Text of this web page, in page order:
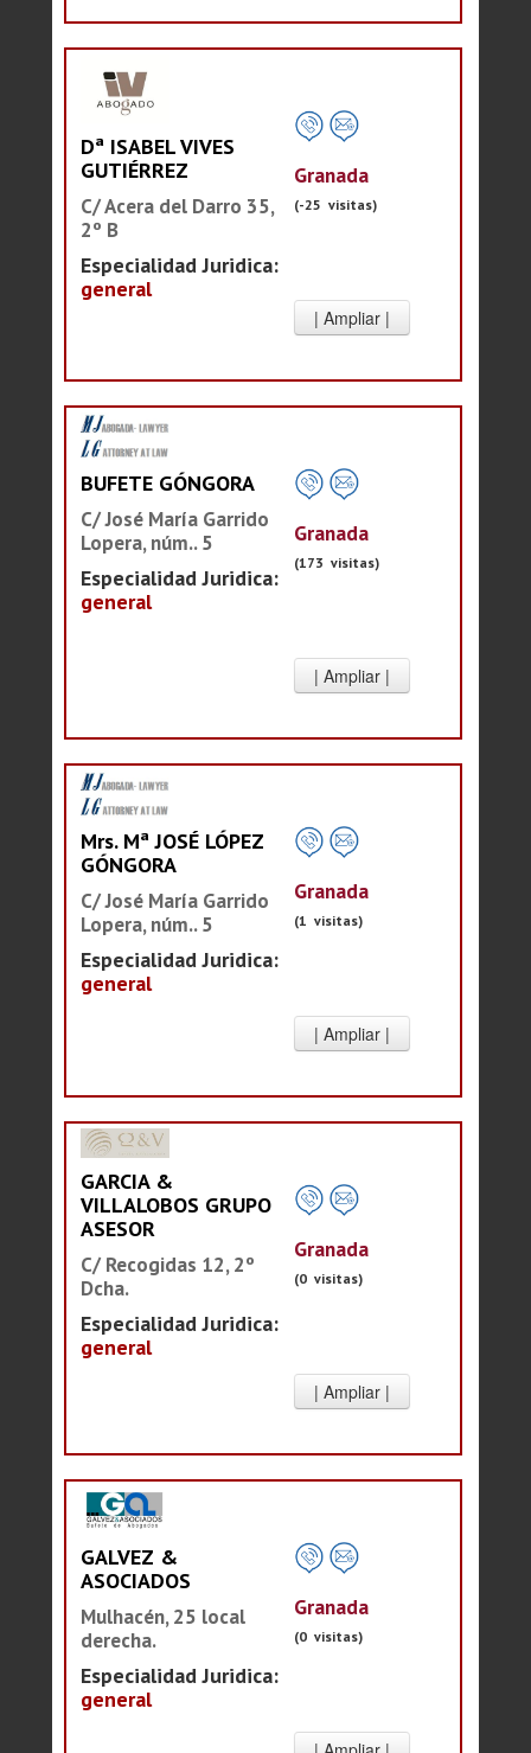
Dª ISABEL VIVES
GUTIÉRREZ
C/ Acera del Darro 35,
2º B
Especialidad Juridica:
general
Granada
(-25 visitas)
BUFETE GÓNGORA
C/ José María Garrido
Lopera, núm.. 5
Especialidad Juridica:
general
Granada
(173 visitas)
Mrs. Mª JOSÉ LÓPEZ
GÓNGORA
C/ José María Garrido
Lopera, núm.. 5
Especialidad Juridica:
general
Granada
(1 visitas)
GARCIA &
VILLALOBOS GRUPO
ASESOR
C/ Recogidas 12, 2º
Dcha.
Especialidad Juridica:
general
Granada
(0 visitas)
GALVEZ &
ASOCIADOS
Mulhacén, 25 local
derecha.
Especialidad Juridica:
general
Granada
(0 visitas)